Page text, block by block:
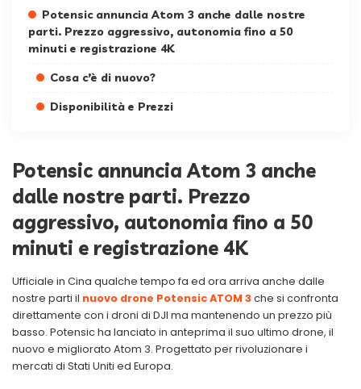
Potensic annuncia Atom 3 anche dalle nostre
parti. Prezzo aggressivo, autonomia fino a 50
minuti e registrazione 4K
Cosa c’è di nuovo?
Disponibilità e Prezzi
Potensic annuncia Atom 3 anche
dalle nostre parti. Prezzo
aggressivo, autonomia fino a 50
minuti e registrazione 4K
Ufficiale in Cina qualche tempo fa ed ora arriva anche dalle
nostre parti il nuovo drone Potensic ATOM 3che si confronta
direttamente con i droni di DJI ma mantenendo un prezzo più
basso. Potensic ha lanciato in anteprima il suo ultimo drone, il
nuovo e migliorato Atom 3. Progettato per rivoluzionare i
mercati di Stati Uniti ed Europa.